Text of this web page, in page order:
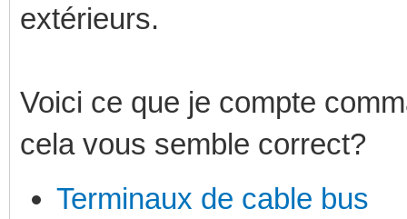
extérieurs.
Voici ce que je compte
cela vous semble correct?
Terminaux de cable bus